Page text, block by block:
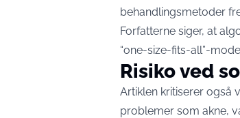
behandlingsmetoder
Forfatterne siger, at
“one-size-fits-all”-
Risiko ved
Artiklen kritiserer også
problemer som akne,